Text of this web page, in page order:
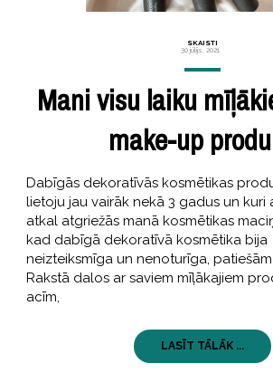
SKAISTI
30 jūlijs, 2021
Mani visu laiku
make-up
Dabīgās dekoratīvās kosmētikas
lietoju jau vairāk nekā 3 gadus un kuri
atkal atgriežās manā kosmētikas
kad dabīgā dekoratīvā kosmētika bija
neizteiksmīga un nenoturīga,
Rakstā dalos ar saviem mīļākajiem
acīm,
LASĪT TĀLĀK ...